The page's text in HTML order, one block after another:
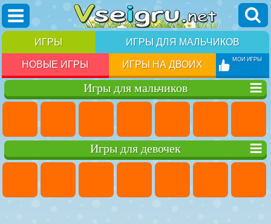
ИГРЫ ИГРЫ ДЛЯ МАЛЬЧИКОВ
НОВЫЕ ИГРЫ ИГРЫ НА ДВОИХ МОИ ИГРЫ
Игры для мальчиков
Игры для девочек